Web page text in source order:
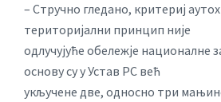
– Стручно гледано, критериј
територијални принцип није
одлучујуће обележје националне
основу су у Устав РС већ
укључене две, односно три